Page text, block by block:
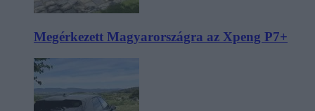
Megérkezett Magyarországra az Xpeng P7+